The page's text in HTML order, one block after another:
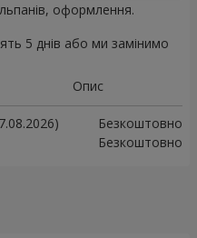
оформлення.
5 днів або ми замінимо
Опис
Безкоштовно
Безкоштовно